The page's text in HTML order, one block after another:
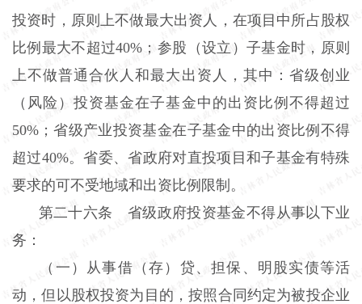
投资时，原则上不做最大出资人，在项目中所占股权
比例最大不超过40%；参股（设立）子基金时，原则
上不做普通合伙人和最大出资人，其中：省级创业
（风险）投资基金在子基金中的出资比例不得超过
50%；省级产业投资基金在子基金中的出资比例不得
超过40%。省委、省政府对直投项目和子基金有特殊
要求的可不受地域和出资比例限制。
第二十六条 省级政府投资基金不得从事以下业
务：
（一）从事借（存）贷、担保、明股实债等活
动，但以股权投资为目的，按照合同约定为被投企业